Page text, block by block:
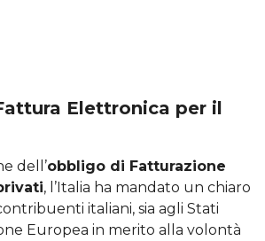
Elettronica per il
dell’obbligo di Fatturazione
, l’Italia ha mandato un chiaro
italiani, sia agli Stati
Europea in merito alla volontà